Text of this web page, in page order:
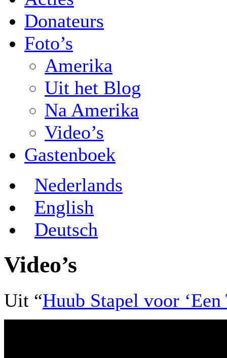
Donateurs
Foto’s
Amerika
Uit het Blog
Na Amerika
Video’s
Gastenboek
Nederlands
English
Deutsch
Video’s
Uit “Huub Stapel voor